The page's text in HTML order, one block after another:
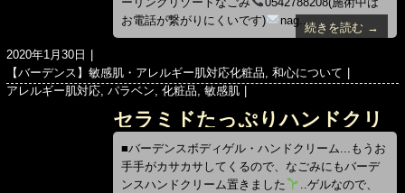
お電話が繋がりにくいです)
nag...
続きを読む →
投
稿
日:
2020年1月30日
カ
テ
【バーデンス】敏感肌・アレルギー肌対応化粧品 和心について
タ
アレルギー肌対応, パラベン 化粧品 敏感肌
セラミドたっぷりハンドクリ
ーム
■バーデンスボディゲル・ハンドクリーム...もうお
手手がカサカサしてくるので、なごみにもバーデ
ンスハンドクリーム置きました
..ゲルなので、